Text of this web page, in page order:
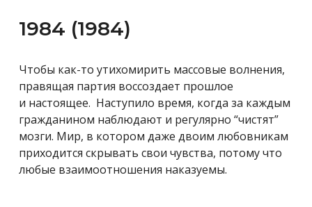
1984 (1984)
Чтобы как-то утихомирить массовые волнения,
правящая партия воссоздает прошлое
и настоящее. Наступило время, когда за каждым
гражданином наблюдают и регулярно “чистят”
мозги. Мир, в котором даже двоим любовникам
приходится скрывать свои чувства, потому что
любые взаимоотношения наказуемы.